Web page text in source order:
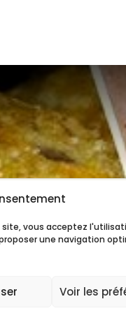
vous acceptez
une navigation
Voir les
NOUS
Archimède